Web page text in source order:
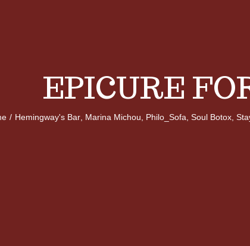
EPICURE
/ Hemingway's Bar Marina Michou Philo_Sofa Soul Botox